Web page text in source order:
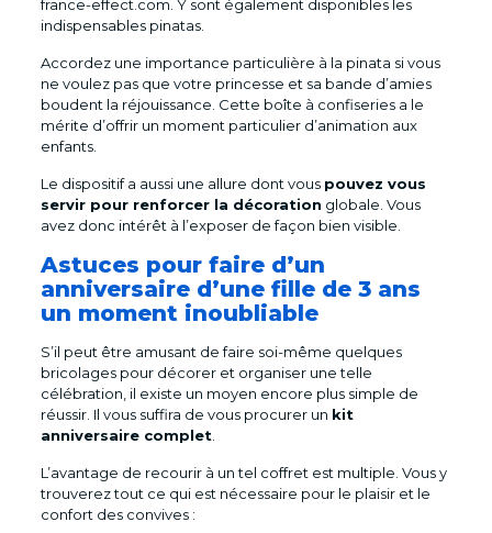
france-effect.com. Y sont également disponibles les
indispensables pinatas.
Accordez une importance particulière à la pinata si vous
ne voulez pas que votre princesse et sa bande d’amies
boudent la réjouissance. Cette boîte à confiseries a le
mérite d’offrir un moment particulier d’animation aux
enfants.
Le dispositif a aussi une allure dont vous pouvez vous
servir pour renforcer la décoration globale. Vous
avez donc intérêt à l’exposer de façon bien visible.
Astuces pour faire d’un
anniversaire d’une fille de 3 ans
un moment inoubliable
S’il peut être amusant de faire soi-même quelques
bricolages pour décorer et organiser une telle
célébration, il existe un moyen encore plus simple de
réussir. Il vous suffira de vous procurer un kit
anniversaire complet.
L’avantage de recourir à un tel coffret est multiple. Vous y
trouverez tout ce qui est nécessaire pour le plaisir et le
confort des convives :